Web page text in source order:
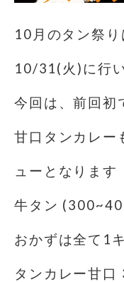
10月のタン祭り
10/31(火)に行
今回は、前回初
甘口タンカレー
ューとなります
牛タン
おかずは全て1
タンカレー甘口